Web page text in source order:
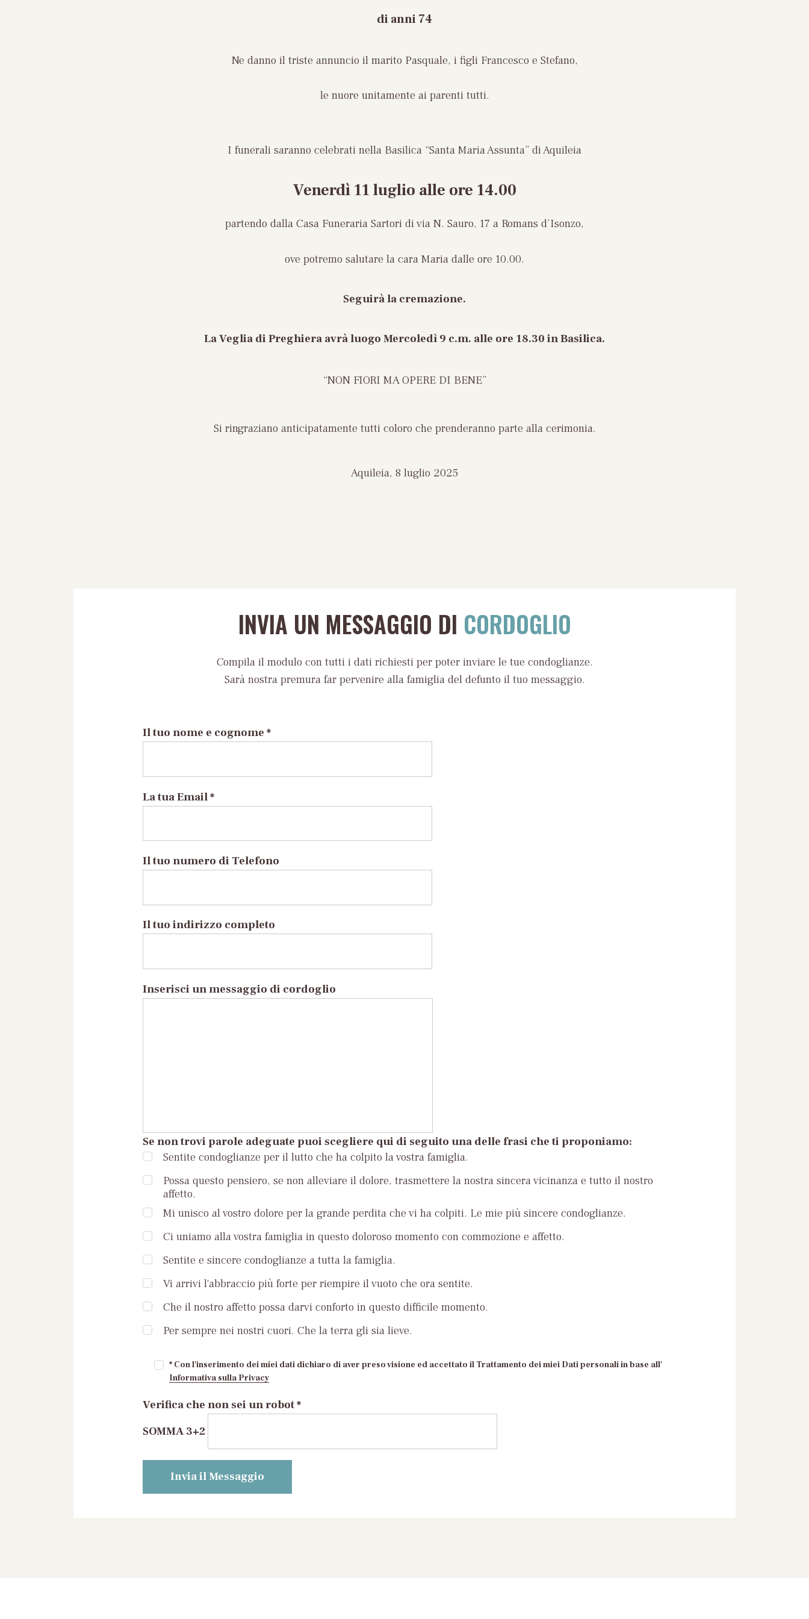
di anni 74
Ne danno il triste annuncio il marito Pasquale, i figli Francesco e Stefano,
le nuore unitamente ai parenti tutti.
I funerali saranno celebrati nella Basilica “Santa Maria Assunta” di Aquileia
Venerdì 11 luglio alle ore 14.00
partendo dalla Casa Funeraria Sartori di via N. Sauro, 17 a Romans d’Isonzo,
ove potremo salutare la cara Maria dalle ore 10.00.
Seguirà la cremazione.
La Veglia di Preghiera avrà luogo Mercoledì 9 c.m. alle ore 18.30 in Basilica.
“NON FIORI MAOPERE DI BENE”
Si ringraziano anticipatamente tutti coloro che prenderanno parte alla cerimonia.
Aquileia, 8 luglio 2025
INVIA UN MESSAGGIO DI CORDOGLIO
Compila il modulo con tutti i dati richiesti per poter inviare le tue condoglianze.
Sarà nostra premura far pervenire alla famiglia del defunto il tuo messaggio.
Il tuo nome e cognome *
La tua Email *
Il tuo numero di Telefono
Il tuo indirizzo completo
Inserisci un messaggio di cordoglio
Se non trovi parole adeguate puoi scegliere qui di seguito una delle frasi che ti proponiamo:
Sentite condoglianze per il lutto che ha colpito la vostra famiglia.
Possa questo pensiero, se non alleviare il dolore, trasmettere la nostra sincera vicinanza e tutto il nostro
affetto.
Mi unisco al vostro dolore per la grande perdita che vi ha colpiti. Le mie più sincere condoglianze.
Ci uniamo alla vostra famiglia in questo doloroso momento con commozione e affetto.
Sentite e sincere condoglianze a tutta la famiglia.
Vi arrivi l'abbraccio più forte per riempire il vuoto che ora sentite.
Che il nostro affetto possa darvi conforto in questo difficile momento.
Per sempre nei nostri cuori. Che la terra gli sia lieve.
* Con l'inserimento dei miei dati dichiaro di aver preso visione ed accettato il Trattamento dei miei Dati personali in base all'
Informativa sulla Privacy
Verifica che non sei un robot *
SOMMA 3+2